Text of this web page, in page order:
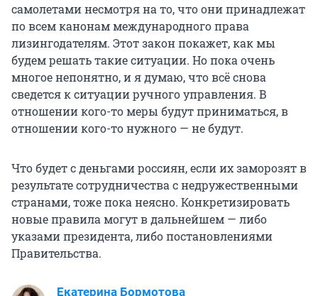
самолетами несмотря на то, что они принадлежат
по всем канонам международного права
лизингодателям. Этот закон покажет, как мы
будем решать такие ситуации. Но пока очень
многое непонятно, и я думаю, что всё снова
сведется к ситуации ручного управления. В
отношении кого-то меры будут приниматься, в
отношении кого-то нужного — не будут.
Что будет с деньгами россиян, если их заморозят в
результате сотрудничества с недружественными
странами, тоже пока неясно. Конкретизировать
новые правила могут в дальнейшем — либо
указами президента, либо постановлениями
Правительства.
Екатерина Бормотова